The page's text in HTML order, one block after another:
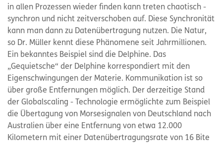
in allen Prozessen wieder finden kann treten chaotisch -
synchron und nicht zeitverschoben auf. Diese Synchronität
kann man dann zu Datenübertragung nutzen. Die Natur,
so Dr. Müller kennt diese Phänomene seit Jahrmillionen.
Ein bekanntes Beispiel sind die Delphine. Das
„Gequietsche“ der Delphine korrespondiert mit den
Eigenschwingungen der Materie. Kommunikation ist so
über große Entfernungen möglich. Der derzeitige Stand
der Globalscaling - Technologie ermöglichte zum Beispiel
die Übertagung von Morsesignalen von Deutschland nach
Australien über eine Entfernung von etwa 12.000
Kilometern mit einer Datenübertragungsrate von 16 Bite